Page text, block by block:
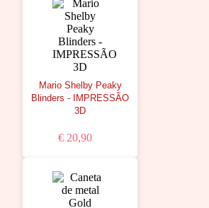
Mario Shelby Peaky
Blinders - IMPRESSÃO
3D
€ 20,90